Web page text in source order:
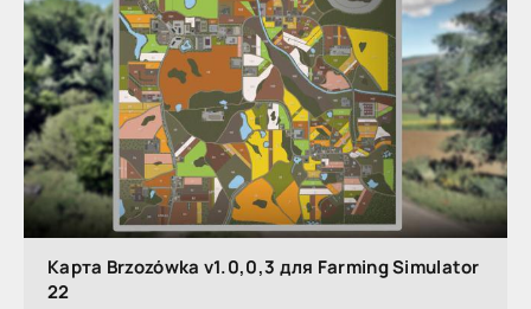
Карта Brzozówka v1.0,0,3 для Farming Simulator
22